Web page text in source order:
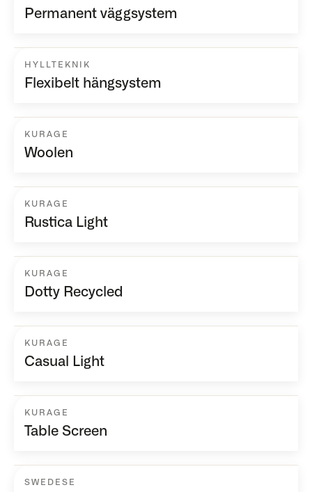
Permanent väggsystem
HYLLTEKNIK
Flexibelt hängsystem
KURAGE
Woolen
KURAGE
Rustica Light
KURAGE
Dotty Recycled
KURAGE
Casual Light
KURAGE
Table Screen
SWEDESE